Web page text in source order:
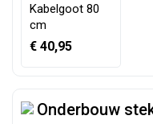
Kabelgoot 80
cm
€ 40,95
Onderbouw